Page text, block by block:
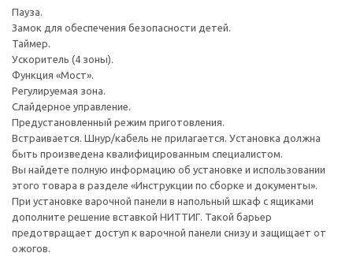
Пауза.
Замок для обеспечения безопасности детей.
Таймер.
Ускоритель (4 зоны).
Функция «Мост».
Регулируемая зона.
Слайдерное управление.
Предустановленный режим приготовления.
Встраивается. Шнур/кабель не прилагается. Установка должна
быть произведена квалифицированным специалистом.
Вы найдете полную информацию об установке и использовании
этого товара в разделе «Инструкции по сборке и документы».
При установке варочной панели в напольный шкаф с ящиками
дополните решение вставкой НИТТИГ. Такой барьер
предотвращает доступ к варочной панели снизу и защищает от
ожогов.